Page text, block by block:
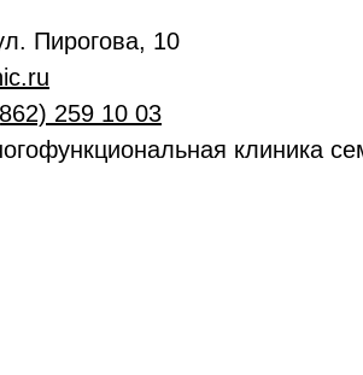
Пирогова, 10
259 10 03
клиника